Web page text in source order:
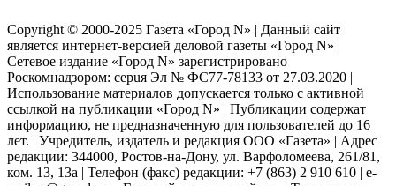
Copyright © 2000-2025 Газета «Город N» | Данный сайт
является интернет-версией деловой газеты «Город N» |
Сетевое издание «Город N» зарегистрировано
Роскомнадзором: серuя Эл № ФС77-78133 от 27.03.2020 |
Использование материалов допускается только с активной
ссылкой на публикации «Город N» | Публикации содержат
информацию, не предназначенную для пользователей до 16
лет. | Учредитель, издатель и редакция ООО «Газета» | Адрес
редакции: 344000, Ростов-на-Дону, ул. Варфоломеева, 261/81,
ком. 13, 13а | Телефон (факс) редакции: +7 (863) 2 910 610 | e-